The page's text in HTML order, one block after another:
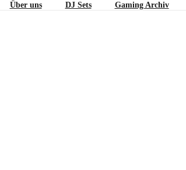
Über uns DJ Sets Gaming Archiv